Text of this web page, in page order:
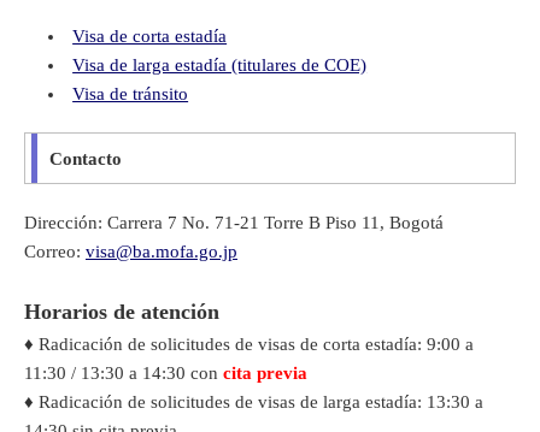
Visa de corta estadía
Visa de larga estadía (titulares de COE)
Visa de tránsito
Contacto
Dirección: Carrera 7 No. 71-21 Torre B Piso 11, Bogotá
Correo: visa@ba.mofa.go.jp
Horarios de atención
♦ Radicación de solicitudes de visas de corta estadía: 9:00 a
11:30 / 13:30 a 14:30 con cita previa
♦ Radicación de solicitudes de visas de larga estadía: 13:30 a